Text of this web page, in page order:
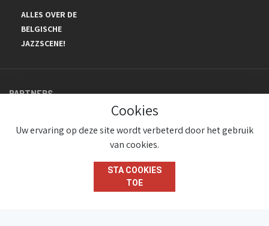
ALLES OVER DE
BELGISCHE
JAZZSCENE!
PARTNERS
© JazzInBelgium 2026 ( Version 1.1.2)
Cookies
Uw ervaring op deze site wordt verbeterd door het gebruik
van cookies.
STA COOKIES
TOE